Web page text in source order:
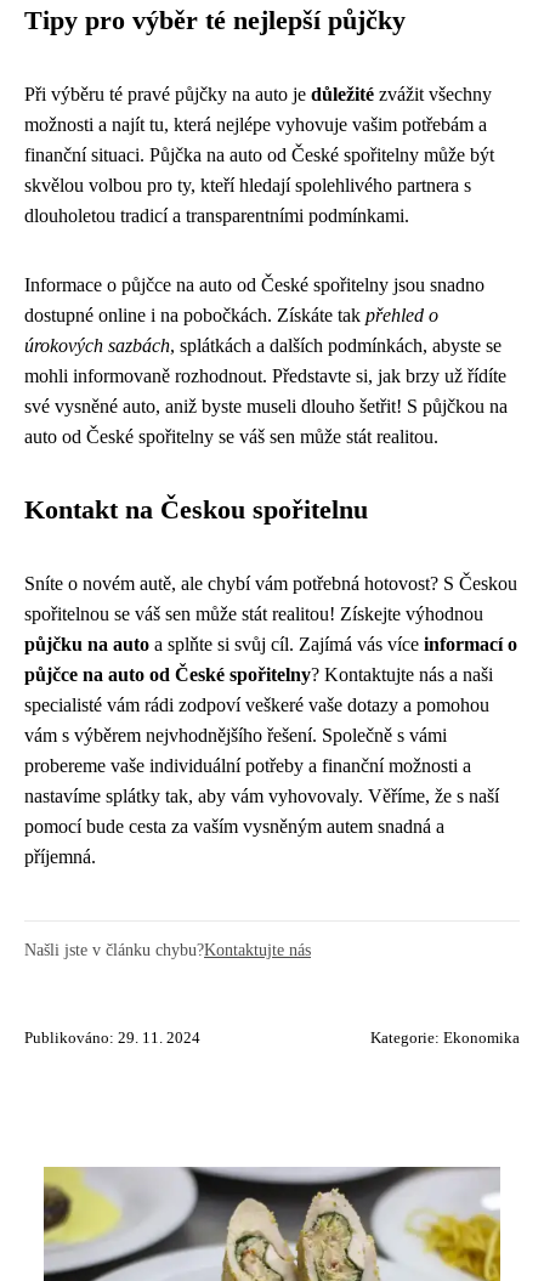
Tipy pro výběr té nejlepší půjčky
Při výběru té pravé půjčky na auto je důležité zvážit všechny
možnosti a najít tu, která nejlépe vyhovuje vašim potřebám a
finanční situaci. Půjčka na auto od České spořitelny může být
skvělou volbou pro ty, kteří hledají spolehlivého partnera s
dlouholetou tradicí a transparentními podmínkami.
Informace o půjčce na auto od České spořitelny jsou snadno
dostupné online i na pobočkách. Získáte tak přehled o
úrokových sazbách, splátkách a dalších podmínkách, abyste se
mohli informovaně rozhodnout. Představte si, jak brzy už řídíte
své vysněné auto, aniž byste museli dlouho šetřit! S půjčkou na
auto od České spořitelny se váš sen může stát realitou.
Kontakt na Českou spořitelnu
Sníte o novém autě, ale chybí vám potřebná hotovost? S Českou
spořitelnou se váš sen může stát realitou! Získejte výhodnou
půjčku na auto a splňte si svůj cíl. Zajímá vás více informací o
půjčce na auto od České spořitelny? Kontaktujte nás a naši
specialisté vám rádi zodpoví veškeré vaše dotazy a pomohou
vám s výběrem nejvhodnějšího řešení. Společně s vámi
probereme vaše individuální potřeby a finanční možnosti a
nastavíme splátky tak, aby vám vyhovovaly. Věříme, že s naší
pomocí bude cesta za vaším vysněným autem snadná a
příjemná.
Našli jste v článku chybu?Kontaktujte nás
Publikováno: 29. 11. 2024 Kategorie: Ekonomika